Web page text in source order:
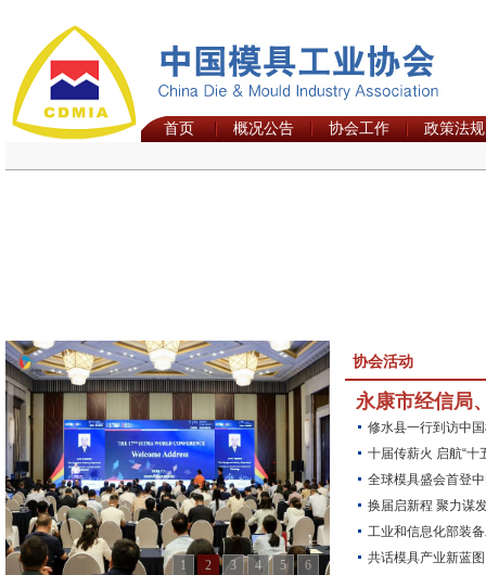
首页 概况公告 协会工作 政策法规
1 2 3 4 5 6
协会活动
永康市经信局
修水县一行到访中
十届传薪火 启航“
全球模具盛会首登
换届启新程 聚力谋
工业和信息化部装
共话模具产业新蓝